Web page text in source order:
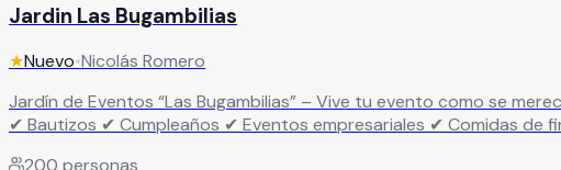
Jardin Las Bugambilias
★Nuevo•Nicolás Romero
Jardín de Eventos “Las Bugambilias” – Vive tu evento como se merece Haz de tu evento algo inolvidable… no solo una fiesta más. Renta nuestro jardín ideal para: ✔ XV años ✔
✔ Bautizos ✔ Cumpleaños ✔ Eventos empresariales ✔ Comidas de fin de año Un espacio pensado para disfrutar, convivir y celebrar sin preocupaciones